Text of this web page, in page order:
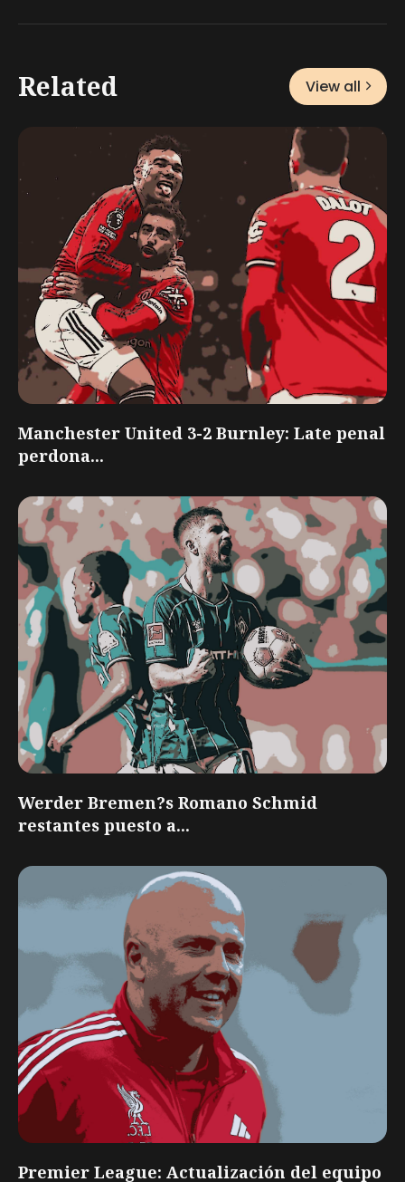
Related View all
Manchester United 3-2 Burnley: Late penal
perdona...
Werder Bremen?s Romano Schmid
restantes puesto a...
Premier League: Actualización del equipo